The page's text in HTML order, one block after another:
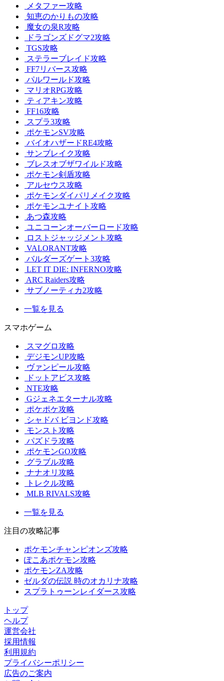
メタファー攻略
知恵のかりもの攻略
魔女の泉R攻略
ドラゴンズドグマ2攻略
TGS攻略
ステラーブレイド攻略
FF7リバース攻略
パルワールド攻略
マリオRPG攻略
ティアキン攻略
FF16攻略
スプラ3攻略
ポケモンSV攻略
バイオハザードRE4攻略
サンブレイク攻略
ブレスオブザワイルド攻略
ポケモン剣盾攻略
アルセウス攻略
ポケモンダイパリメイク攻略
ポケモンユナイト攻略
あつ森攻略
ユニコーンオーバーロード攻略
ロストジャッジメント攻略
VALORANT攻略
バルダーズゲート3攻略
LET IT DIE: INFERNO攻略
ARC Raiders攻略
サブノーティカ2攻略
一覧を見る
スマホゲーム
スマグロ攻略
デジモンUP攻略
ヴァンピール攻略
ドットアビス攻略
NTE攻略
Gジェネエターナル攻略
ポケポケ攻略
シャドバ ビヨンド攻略
モンスト攻略
パズドラ攻略
ポケモンGO攻略
グラブル攻略
ナナオリ攻略
トレクル攻略
MLB RIVALS攻略
一覧を見る
注目の攻略記事
ポケモンチャンピオンズ攻略
ぽこあポケモン攻略
ポケモンZA攻略
ゼルダの伝説 時のオカリナ攻略
スプラトゥーンレイダース攻略
トップ
ヘルプ
運営会社
採用情報
利用規約
プライバシーポリシー
広告のご案内